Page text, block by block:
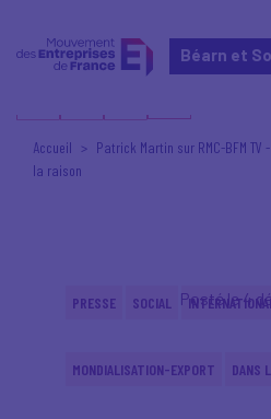
Béarn et
Accueil
Patrick Martin sur RMC-BFM
la raison
Posté le 4
PRESSE SOCIAL
MONDIALISATION-EXPORT DANS